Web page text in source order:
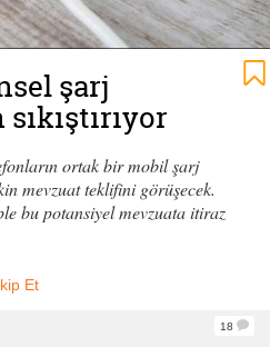
şarj
ortak bir mobil şarj
mevzuat teklifini görüşecek.
bu potansiyel mevzuata itiraz
Et
18